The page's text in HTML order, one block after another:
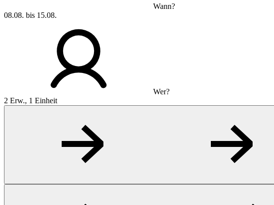
Wann?
08.08. bis 15.08.
Wer?
2 Erw., 1 Einheit